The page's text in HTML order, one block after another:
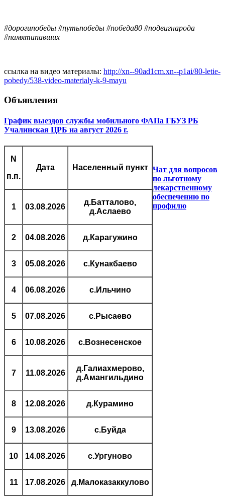
#дорогипобеды #путьпобеды #победа80 #подвигнарода
#памятипавших
ссылка на видео материалы: http://xn--90ad1cm.xn--p1ai/80-letie-
pobedy/538-video-materialy-k-9-mayu
Объявления
График выездов службы мобильного ФАПа ГБУЗ РБ
Учалинская ЦРБ на август 2026 г.
N
п.п.
Дата Населенный пункт
1 03.08.2026
д.Батталово,
д.Аслаево
2 04.08.2026 д.Карагужино
3 05.08.2026 с.Кунакбаево
4 06.08.2026 с.Ильчино
5 07.08.2026 с.Рысаево
6 10.08.2026 с.Вознесенское
7 11.08.2026
д.Галиахмерово,
д.Амангильдино
8 12.08.2026 д.Курамино
9 13.08.2026 с.Буйда
10 14.08.2026 с.Ургуново
11 17.08.2026 д.Малоказаккулово
Чат для вопросов
по льготному
лекарственному
обеспечению по
профилю